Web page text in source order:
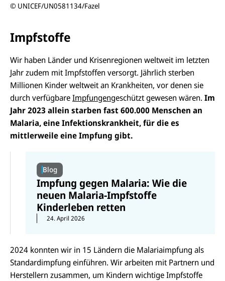
© UNICEF/UN0581134/Fazel
Impfstoffe
Wir haben Länder und Krisenregionen weltweit im letzten
Jahr zudem mit Impfstoffen versorgt. Jährlich sterben
Millionen Kinder weltweit an Krankheiten, vor denen sie
durch verfügbareImpfungengeschützt gewesen wären. Im
Jahr 2023 allein starben fast 600.000 Menschen an
Malaria, eine Infektionskrankheit, für die es
mittlerweile eine Impfung gibt.
Blog
Impfung gegen Malaria: Wie die
neuen Malaria-Impfstoffe
Kinderleben retten
24. April 2026
2024 konnten wir in 15 Ländern die Malariaimpfung als
Standardimpfung einführen. Wir arbeiten mit Partnern und
Herstellern zusammen, um Kindern wichtige Impfstoffe